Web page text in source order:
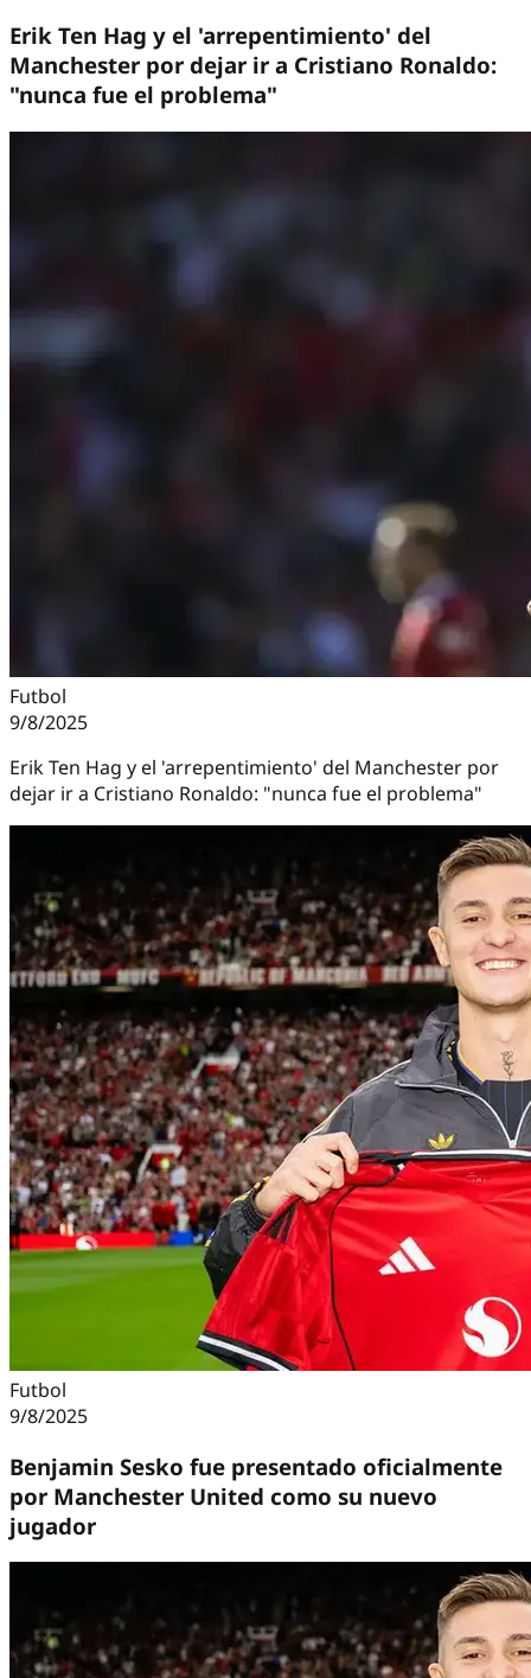
Erik Ten Hag y el 'arrepentimiento' del
Manchester por dejar ir a Cristiano Ronaldo:
"nunca fue el problema"
Futbol
9/8/2025
Erik Ten Hag y el 'arrepentimiento' del Manchester por
dejar ir a Cristiano Ronaldo: "nunca fue el problema"
Futbol
9/8/2025
Benjamin Sesko fue presentado oficialmente
por Manchester United como su nuevo
jugador